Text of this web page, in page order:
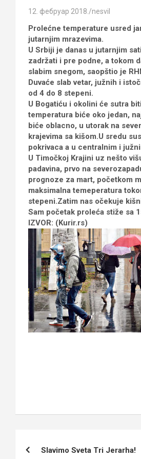
12. фебруар 2018. nesvil
Prolećne temperature usred
jutarnjim mrazevima.
U Srbiji je danas u jutarnjim
zadržati i pre podne, a tokom
slabim snegom, saopštio je
Duvaće slab vetar, južnih i
od 4 do 8 stepeni.
U Bogatiću i okolini će sutra
temperatura biće oko jedan,
biće oblacno, u utorak na
krajevima sa kišom.U sredu
pokrivaca a u centralnim i
U Timočkoj Krajini uz nešto
padavina, prvo na
prognoze za mart, početkom
maksimalna temeperatura
stepeni.Zatim nas očekuje
Sam početak proleća stiže sa
IZVOR: (Kurir.rs)
Slavimo Sveta Tri Jerarha!